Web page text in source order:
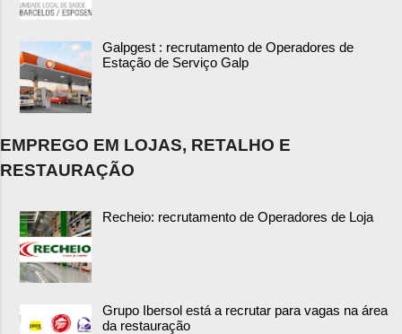
Galpgest : recrutamento de Operadores de
Estação de Serviço Galp
EMPREGO EM LOJAS, RETALHO E
RESTAURAÇÃO
Recheio: recrutamento de Operadores de Loja
Grupo Ibersol está a recrutar para vagas na área
da restauração